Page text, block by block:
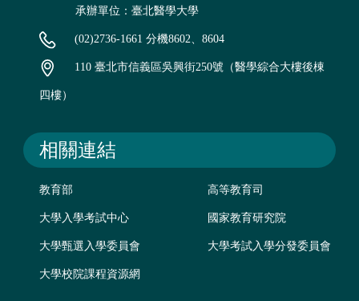
承辦單位：臺北醫學大學
(02)2736-1661 分機8602、8604
110 臺北市信義區吳興街250號（醫學綜合大樓後棟
四樓）
相關連結
教育部 高等教育司
大學入學考試中心 國家教育研究院
大學甄選入學委員會 大學考試入學分發委員會
大學校院課程資源網